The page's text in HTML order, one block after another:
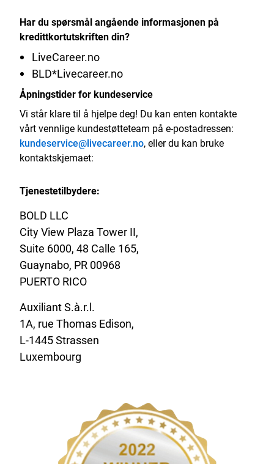
Har du spørsmål angående informasjonen på
kredittkortutskriften din?
LiveCareer.no
BLD*Livecareer.no
Åpningstider for kundeservice
Vi står klare til å hjelpe deg! Du kan enten kontakte
vårt vennlige kundestøtteteam på e-postadressen:
kundeservice@livecareer.no, eller du kan bruke
kontaktskjemaet:
Tjenestetilbydere:
BOLD LLC
City View Plaza Tower II,
Suite 6000, 48 Calle 165,
Guaynabo, PR 00968
PUERTO RICO
Auxiliant S.à.r.l.
1A, rue Thomas Edison,
L-1445 Strassen
Luxembourg